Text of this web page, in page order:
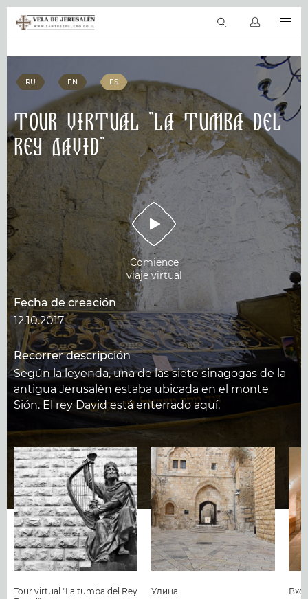
Viajes virtuales La Biblia en línea
ES
RU EN ES
Tour virtual "La tumba del
Rey David"
Comience
viaje virtual
Fecha de creación
12.10.2017
Recorrer descripción
Según la leyenda, una de las siete sinagogas de la
antigua Jerusalén estaba ubicada en el monte
Sión. El rey David está enterrado aquí.
Tour virtual "La tumba del Rey
Улица